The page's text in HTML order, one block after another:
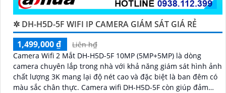
✲ DH-H5D-5F WIFI IP CAMERA GIÁM SÁT GIÁ RẺ
1,499,000 ₫
Liên h₫
Camera Wifi 2 Mắt DH-H5D-5F 10MP (5MP+5MP) là dòng
camera chuyên lắp trong nhà với khả năng giám sát hình ảnh
chất lượng 3K mang lại độ nét cao và đặc biệt là ban đêm có
màu sắc chân thực. Camera wifi DH-H5D-5F còn giúp đảm